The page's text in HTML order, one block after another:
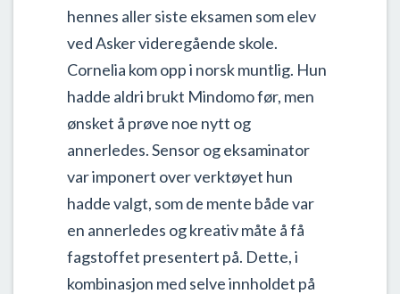
hennes aller siste eksamen som elev
ved Asker videregående skole.
Cornelia kom opp i norsk muntlig. Hun
hadde aldri brukt Mindomo før, men
ønsket å prøve noe nytt og
annerledes. Sensor og eksaminator
var imponert over verktøyet hun
hadde valgt, som de mente både var
en annerledes og kreativ måte å få
fagstoffet presentert på. Dette, i
kombinasjon med selve innholdet på